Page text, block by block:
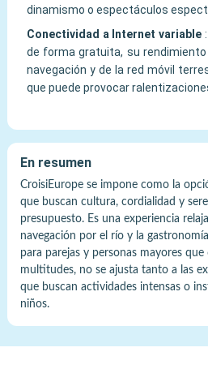
dinamismo o espectáculos
Conectividad a Internet variable
de forma gratuita, su
navegación y de la red móvil
que puede provocar
En resumen
CroisiEurope se impone como la
que buscan cultura, cordialidad y
presupuesto. Es una experiencia
navegación por el río y la
para parejas y personas mayores que
multitudes, no se ajusta tanto a las
que buscan actividades intensas o
niños.